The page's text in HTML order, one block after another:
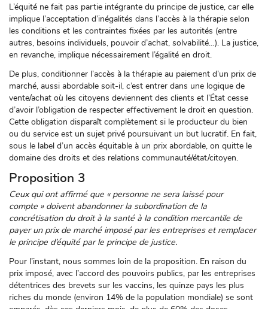
L’équité ne fait pas partie intégrante du principe de justice, car elle
implique l’acceptation d’inégalités dans l’accès à la thérapie selon
les conditions et les contraintes fixées par les autorités (entre
autres, besoins individuels, pouvoir d’achat, solvabilité…). La justice,
en revanche, implique nécessairement l’égalité en droit.
De plus, conditionner l’accès à la thérapie au paiement d’un prix de
marché, aussi abordable soit-il, c’est entrer dans une logique de
vente/achat où les citoyens deviennent des clients et l’État cesse
d’avoir l’obligation de respecter effectivement le droit en question.
Cette obligation disparaît complètement si le producteur du bien
ou du service est un sujet privé poursuivant un but lucratif. En fait,
sous le label d’un accès équitable à un prix abordable, on quitte le
domaine des droits et des relations communauté/état/citoyen.
Proposition 3
Ceux qui ont affirmé que « personne ne sera laissé pour
compte » doivent abandonner la subordination de la
concrétisation du droit à la santé à la condition mercantile de
payer un prix de marché imposé par les entreprises et remplacer
le principe d’équité par le principe de justice.
Pour l’instant, nous sommes loin de la proposition. En raison du
prix imposé, avec l’accord des pouvoirs publics, par les entreprises
détentrices des brevets sur les vaccins, les quinze pays les plus
riches du monde (environ 14% de la population mondiale) se sont